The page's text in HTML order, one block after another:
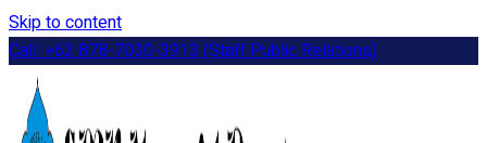
Skip to content
Call: +62 878-7030-3913 (Staff Public Relations)